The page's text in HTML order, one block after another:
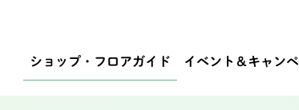
ショップ・ フロアガイド イベント ＆キャン